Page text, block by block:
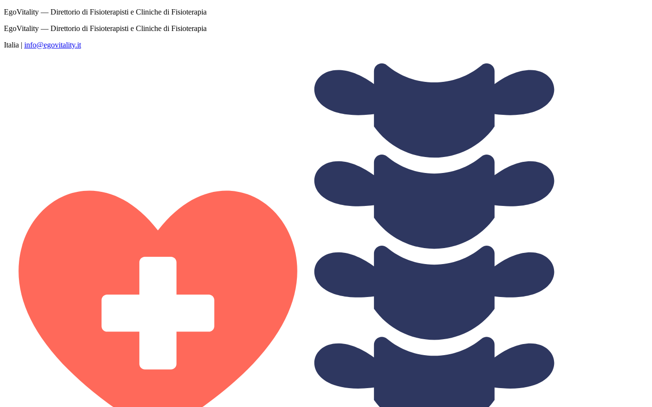
EgoVitality — Direttorio di Fisioterapisti e Cliniche di Fisioterapia
EgoVitality — Direttorio di Fisioterapisti e Cliniche di Fisioterapia
Italia | info@egovitality.it